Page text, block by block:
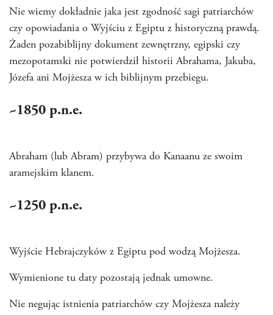
Nie wiemy dokładnie jaka jest zgodność sagi patriarchów
czy opowiadania o Wyjściu z Egiptu z historyczną prawdą.
Żaden pozabiblijny dokument zewnętrzny, egipski czy
mezopotamski nie potwierdził historii Abrahama, Jakuba,
Józefa ani Mojżesza w ich biblijnym przebiegu.
~1850 p.n.e.
Abraham (lub Abram) przybywa do Kanaanu ze swoim
aramejskim klanem.
~1250 p.n.e.
Wyjście Hebrajczyków z Egiptu pod wodzą Mojżesza.
Wymienione tu daty pozostają jednak umowne.
Nie negując istnienia patriarchów czy Mojżesza należy